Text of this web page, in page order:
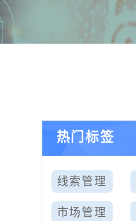
热门标签
线索管理
市场管理